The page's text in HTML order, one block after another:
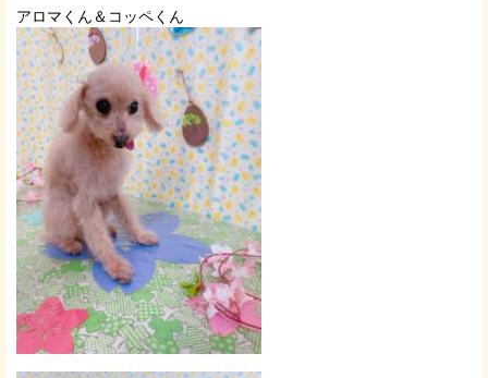
アロマくん＆コッペくん